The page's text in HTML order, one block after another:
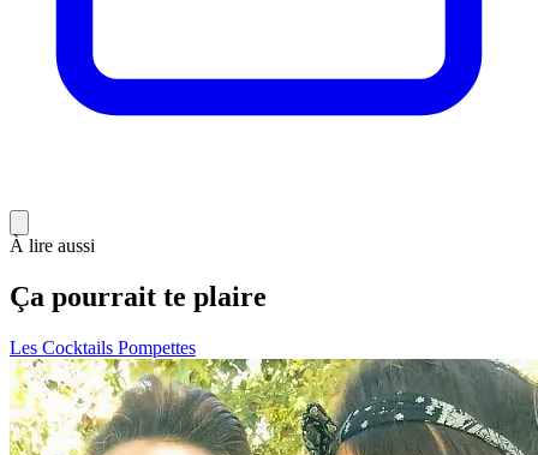
À lire aussi
Ça pourrait te plaire
Les Cocktails Pompettes